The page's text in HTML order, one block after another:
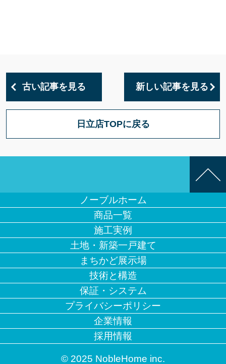
古い記事を見る 新しい記事を見る
日立店TOPに戻る
ノーブルホーム
商品一覧
施工実例
土地・新築一戸建て
まちかど展示場
技術と構造
保証・システム
プライバシーポリシー
企業情報
採用情報
© 2025 NobleHome inc.